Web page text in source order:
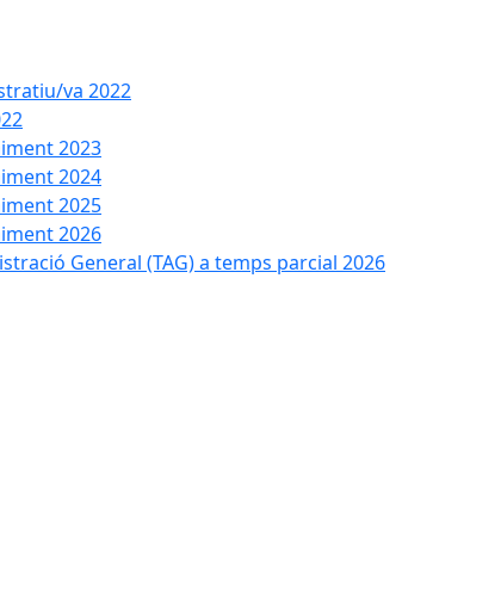
va 2022
2023
2024
2025
2026
General (TAG) a temps parcial 2026